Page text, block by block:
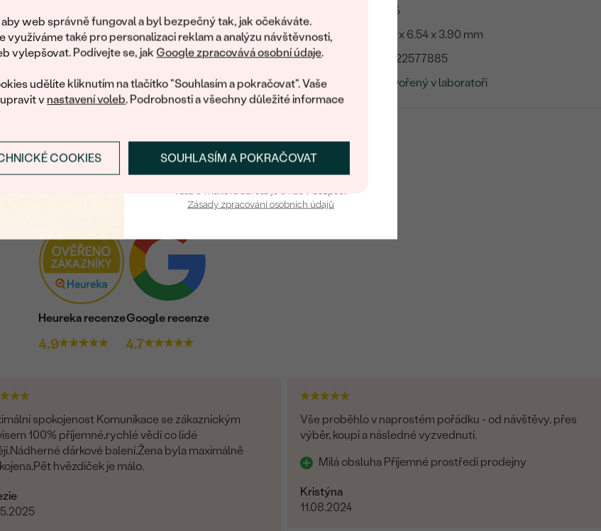
web správně fungoval a byl bezpečný tak, jak očekáváte.
využíváme také pro personalizaci reklam a analýzu návštěvnosti,
vylepšovat. Podívejte se, jakGoogle zpracovává osobní údaje.
udělíte kliknutím na tlačítko "Souhlasím a pokračovat". Vaše
v nastavení voleb. Podrobnosti a všechny důležité informace
SOUHLASÍM A POKRAČOVAT
COOKIES
64 %
ROZMĚRY:
9.36 x 6.54 x 3.90 mm
LASEROVÁ INSKRIPCE:
LG722577885
PŮVOD:
Vytvořený v laboratoři
Heureka recenze
4.9
Google recenze
4.7
spokojenost Komunikace se zákaznickým
100% příjemné,rychlé vědí co lidé
dárkové balení.Žena byla maximálně
hvězdiček je málo.
Vše proběhlo v naprostém pořádku - od návštěvy, přes
výběr, koupi a následné vyzvednutí.
Milá obsluha Příjemné prostředí prodejny
Kristýna
11.08.2024
poctivě vyráběných šperků Eppi.
Jako dárek na přivítání vám obratem
zašleme slevový kód na váš první
PŘIHLÁSIT SE A ZÍSKAT SLEVU
Zásady zpracování osobních údajů